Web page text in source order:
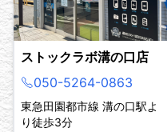
ストックラボ溝の口店
050-5264-0863
東急田園都市線 溝の口駅よ
り徒歩3分